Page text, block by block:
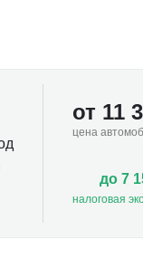
от 11
цена
до 7
налоговая